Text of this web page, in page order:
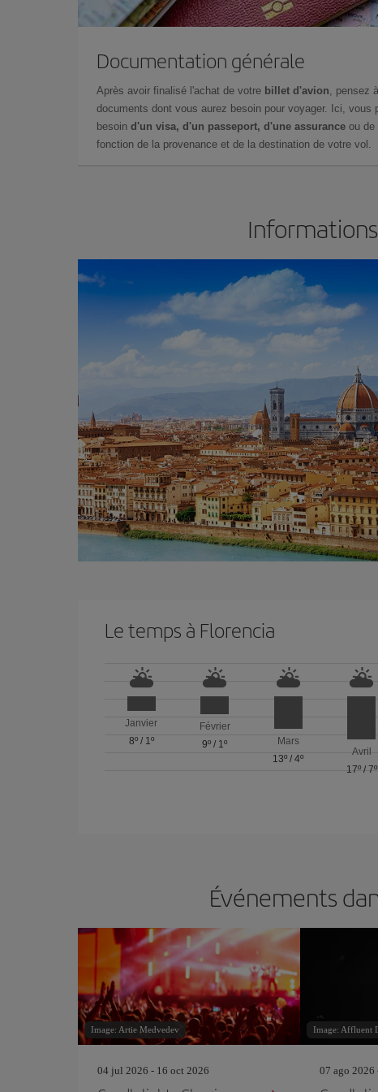
Documentation générale
Après avoir finalisé l'achat de votre billet d'avion, pensez
documents dont vous aurez besoin pour voyager. Ici, vous
besoin d'un visa, d'un passeport, d'une assurance ou de
fonction de la provenance et de la destination de votre vol.
Le temps à Florencia
Janvier
8º/ 1º
Février
9º / 1º
Mars
13º /4º
Avril
17º/ 7º
Événements
Image: Artie Medvedev
04 jul 2026 - 16 oct 2026
Image: Affluent
07 ago 2026